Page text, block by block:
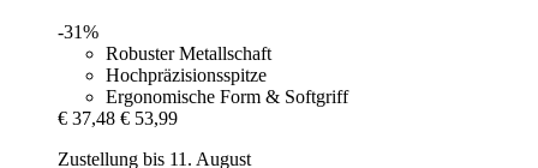
-31%
Robuster Metallschaft
Hochpräzisionsspitze
Ergonomische Form & Softgriff
€ 37,48 € 53,99
Zustellung bis 11. August